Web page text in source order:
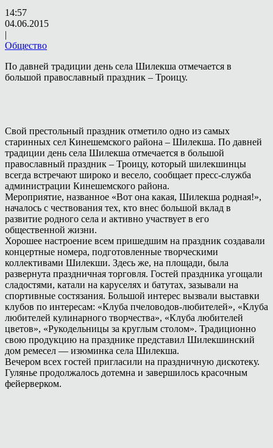
14:57
04.06.2015
|
Общество
По давней традиции день села Шилекша отмечается в
большой православный праздник – Троицу.
Свой престольный праздник отметило одно из самых
старинных сел Кинешемского района – Шилекша. По давней
традиции день села Шилекша отмечается в большой
православный праздник – Троицу, который шилекшинцы
всегда встречают широко и весело, сообщает пресс-служба
администрации Кинешемского района.
Мероприятие, названное «Вот она какая, Шилекша родная!»,
началось с чествования тех, кто внес большой вклад в
развитие родного села и активно участвует в его
общественной жизни.
Хорошее настроение всем пришедшим на праздник создавали
концертные номера, подготовленные творческими
коллективами Шилекши. Здесь же, на площади, была
развернута праздничная торговля. Гостей праздника угощали
сладостями, катали на каруселях и батутах, зазывали на
спортивные состязания. Большой интерес вызвали выставки
клубов по интересам: «Клуба пчеловодов-любителей», «Клуба
любителей кулинарного творчества», «Клуба любителей
цветов», «Рукодельницы за круглым столом». Традиционно
свою продукцию на празднике представил Шилекшинский
дом ремесел — изюминка села Шилекша.
Вечером всех гостей пригласили на праздничную дискотеку.
Гулянье продолжалось дотемна и завершилось красочным
фейерверком.